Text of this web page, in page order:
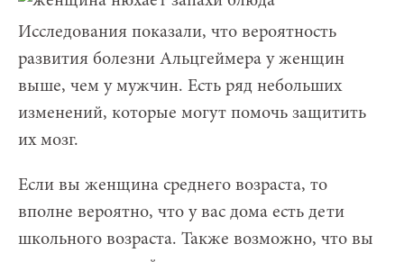
Исследования показали, что вероятность
развития болезни Альцгеймера у женщин
выше, чем у мужчин. Есть ряд небольших
изменений, которые могут помочь защитить
их мозг.
Если вы женщина среднего возраста, то
вполне вероятно, что у вас дома есть дети
школьного возраста. Также возможно, что вы